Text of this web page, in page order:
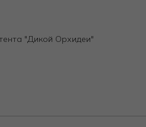
"Дикой Орхидеи"